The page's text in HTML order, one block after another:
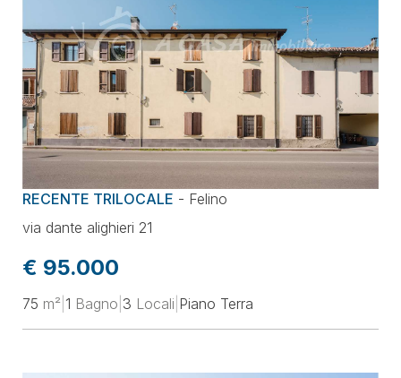
RECENTE TRILOCALE - Felino
via dante alighieri 21
€ 95.000
75 m² 1 Bagno 3 Locali Piano Terra